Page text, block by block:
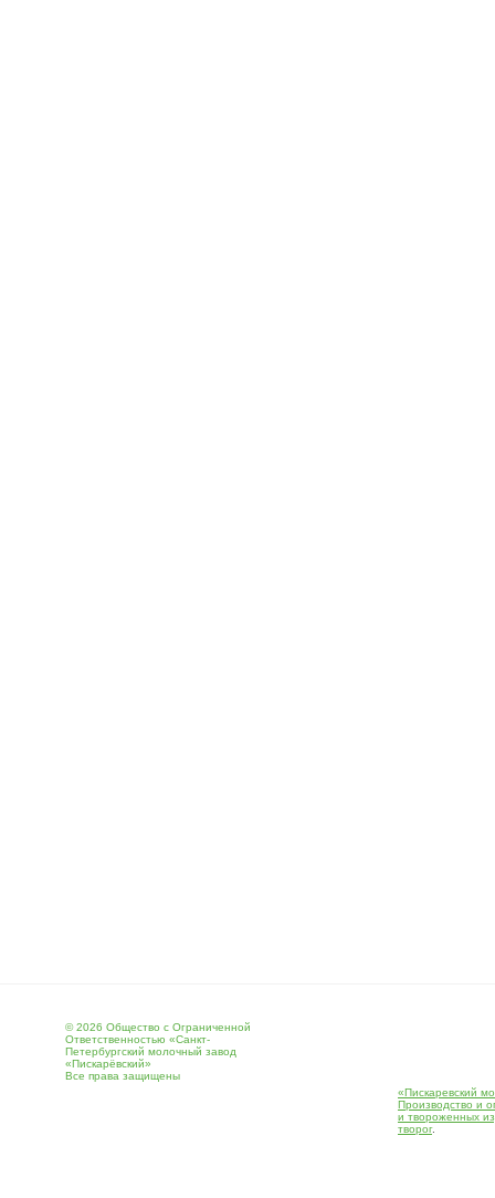
© 2026 Общество с Ограниченной
Ответственностью «Санкт-
Петербургский молочный завод
«Пискарёвский»
Все права защищены
«Пискаревский
Производство и
и твороженных
творог.